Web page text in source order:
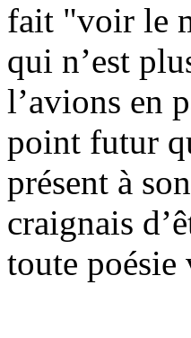
fait "voir le
qui n’est
l’avions en
point futur
présent à
craignais
toute poésie